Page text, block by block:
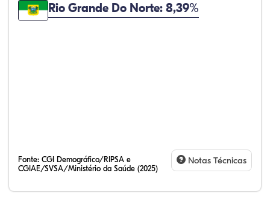
Rio Grande Do Norte: 8,39%
Fonte: CGI Demográfico/RIPSA e
CGIAE/SVSA/Ministério da Saúde (2025)
Notas Técnicas